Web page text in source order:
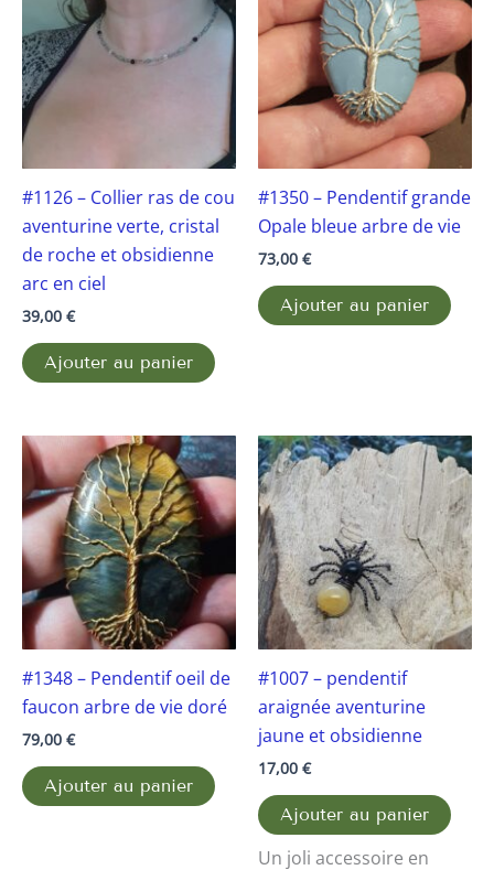
#1126 – Collier ras de cou
aventurine verte, cristal
de roche et obsidienne
arc en ciel
39,00 €
Ajouter au panier
#1350 – Pendentif grande
Opale bleue arbre de vie
73,00 €
Ajouter au panier
#1348 – Pendentif oeil de
faucon arbre de vie doré
79,00 €
Ajouter au panier
#1007 – pendentif
araignée aventurine
jaune et obsidienne
17,00 €
Ajouter au panier
Un joli accessoire en